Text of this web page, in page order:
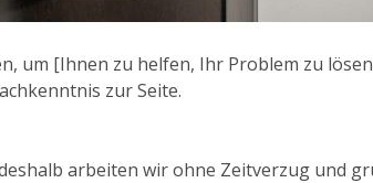
um [Ihnen zu helfen, Ihr Problem zu
zur Seite.
arbeiten wir ohne Zeitverzug und